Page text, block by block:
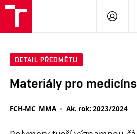
DETAIL PŘEDMĚTU
Materiály pro
FCH-MC_MMA Ak. rok: 2023/2024